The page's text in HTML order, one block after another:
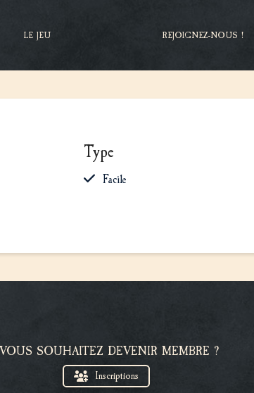
LE JEU REJOIGNEZ-NOUS !
Type
Facile
VOUS SOUHAITEZ DEVENIR MEMBRE ?
Inscriptions